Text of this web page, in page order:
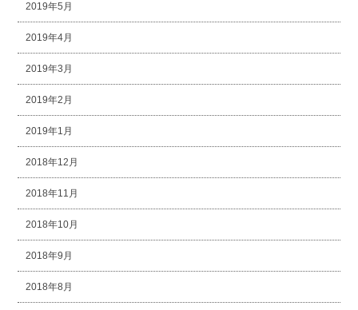
2019年5月
2019年4月
2019年3月
2019年2月
2019年1月
2018年12月
2018年11月
2018年10月
2018年9月
2018年8月